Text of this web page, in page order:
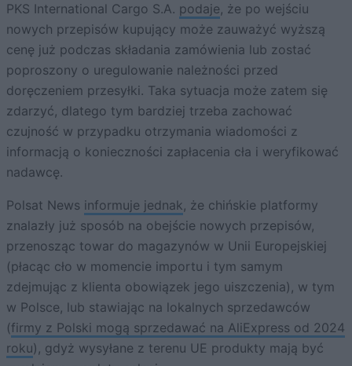
PKS International Cargo S.A. podaje, że po wejściu
nowych przepisów kupujący może zauważyć wyższą
cenę już podczas składania zamówienia lub zostać
poproszony o uregulowanie należności przed
doręczeniem przesyłki. Taka sytuacja może zatem się
zdarzyć, dlatego tym bardziej trzeba zachować
czujność w przypadku otrzymania wiadomości z
informacją o konieczności zapłacenia cła i weryfikować
nadawcę.
Polsat News informuje jednak, że chińskie platformy
znalazły już sposób na obejście nowych przepisów,
przenosząc towar do magazynów w Unii Europejskiej
(płacąc cło w momencie importu i tym samym
zdejmując z klienta obowiązek jego uiszczenia), w tym
w Polsce, lub stawiając na lokalnych sprzedawców
(firmy z Polski mogą sprzedawać na AliExpress od 2024
roku), gdyż wysyłane z terenu UE produkty mają być